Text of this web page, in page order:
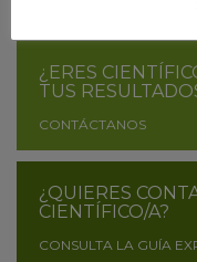
¿ERES
TUS
CONTÁCTANOS
¿QUIERES
CIENTÍFICO/A?
CONSULTA LA GUÍA